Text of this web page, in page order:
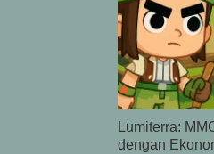
Lumiterra:
dengan